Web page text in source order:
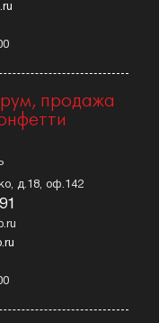
продажа
д.18, оф.142